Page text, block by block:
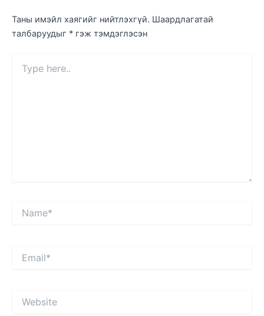
Таны имэйл хаягийг нийтлэхгүй. Шаардлагатай
талбаруудыг * гэж тэмдэглэсэн
here..